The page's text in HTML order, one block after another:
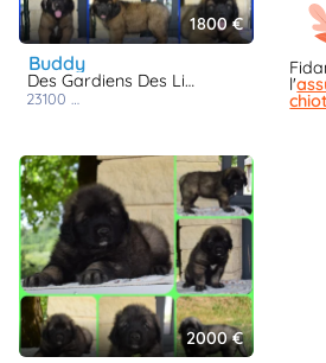
1800 €
buddy
Des Gardiens Des Lions
23100
l'
chiot
2000 €